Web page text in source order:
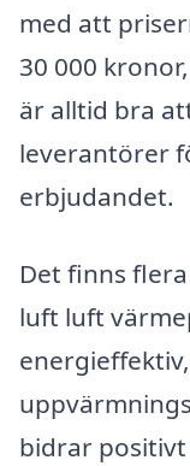
med att
30 000
är alltid bra
leverantörer
erbjudandet.
Det finns
luft luft
bidrar